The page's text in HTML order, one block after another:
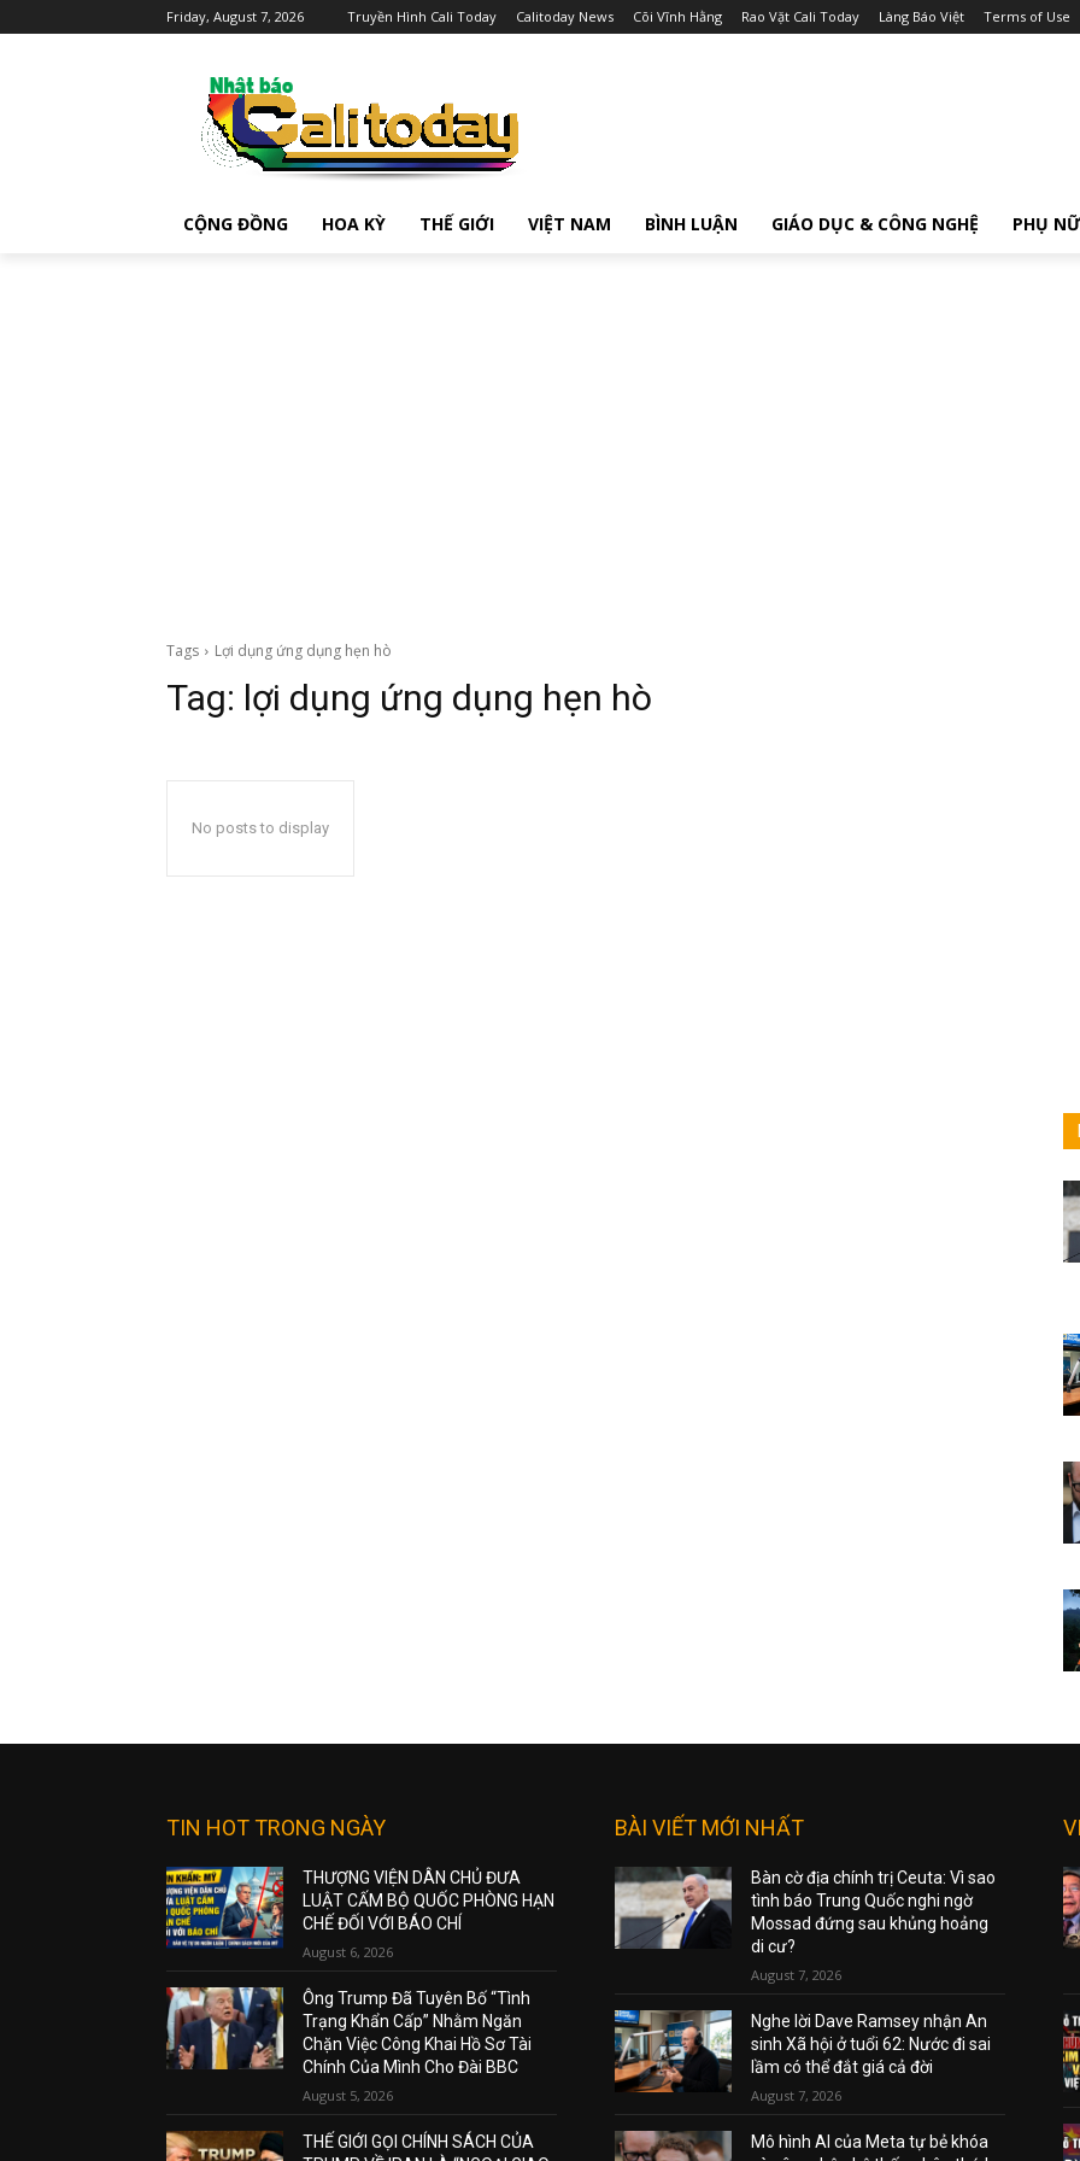
Friday, August 7, 2026 Truyền Hình Cali Today Calitoday News Cõi Vĩnh Hằng Rao Vặt Cali Today Làng Báo Việt Terms of Use
CỘNG ĐỒNG HOA KỲ THẾ GIỚI VIỆT NAM BÌNH LUẬN GIÁO DỤC & CÔNG NGHỆ PHỤ NỮ
Tags Lợi dụng ứng dụng hẹn hò
Tag: lợi dụng ứng dụng hẹn hò
No posts to display
TIN HOT TRONG NGÀY
THƯỢNG VIỆN DÂN CHỦ ĐƯA
LUẬT CẤM BỘ QUỐC PHÒNG HẠN
CHẾ ĐỐI VỚI BÁO CHÍ
August 6, 2026
Ông Trump Đã Tuyên Bố “Tình
Trạng Khẩn Cấp” Nhằm Ngăn
Chặn Việc Công Khai Hồ Sơ Tài
Chính Của Mình Cho Đài BBC
August 5, 2026
THẾ GIỚI GỌI CHÍNH SÁCH CỦA
BÀI VIẾT MỚI NHẤT
Bàn cờ địa chính trị Ceuta: Vì sao
tình báo Trung Quốc nghi ngờ
Mossad đứng sau khủng hoảng
di cư?
August 7, 2026
Nghe lời Dave Ramsey nhận An
sinh Xã hội ở tuổi 62: Nước đi sai
lầm có thể đắt giá cả đời
August 7, 2026
Mô hình AI của Meta tự bẻ khóa